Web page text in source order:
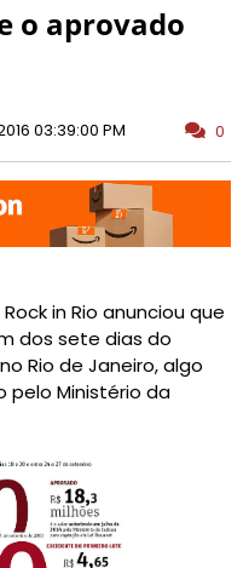
o aprovado
03:39:00 PM 0
in Rio anunciou que
dos sete dias do
Rio de Janeiro, algo
pelo Ministério da